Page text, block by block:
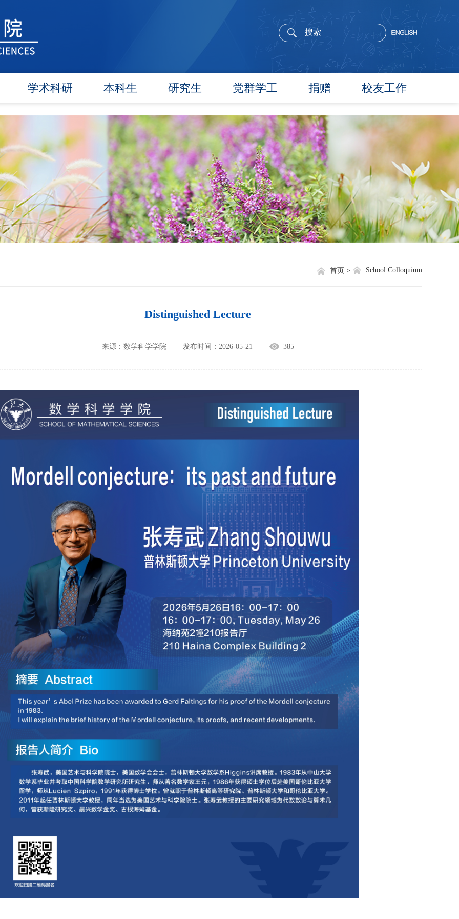
学术科研
学术团队
学术活动
信息公告
文件汇编
本科生
信息公告
教研动态
学籍管理
实践教学
对外交流
培养方案
研究生
信息公告
招生工作
培养工作
毕业学位
政策文件
党群学工
党委概况
党建工作
文件汇编
团学通知
团学新闻
就业信息
学生文件资料
规章制度
捐赠 校友工作
院长寄语
活动通告
校友新闻
校友风采
校友名录
相关网站链接
关于我们
School Colloquium
首页 >
Distinguished Lecture
来源：数学科学学院 发布时间：2026-05-21 385